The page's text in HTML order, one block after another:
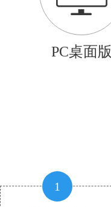
PC桌面版
1